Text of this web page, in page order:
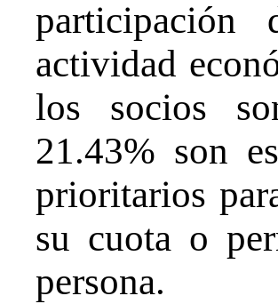
actividad
los socios
21.43% son
prioritarios
su cuota o
persona.